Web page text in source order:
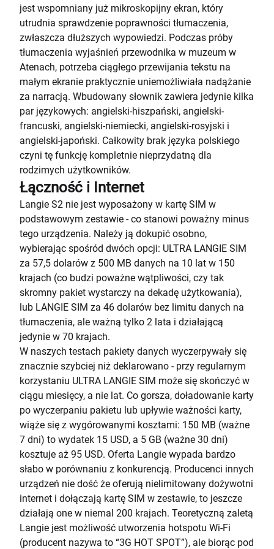
jest wspomniany już mikroskopijny ekran, który
utrudnia sprawdzenie poprawności tłumaczenia,
zwłaszcza dłuższych wypowiedzi. Podczas próby
tłumaczenia wyjaśnień przewodnika w muzeum w
Atenach, potrzeba ciągłego przewijania tekstu na
małym ekranie praktycznie uniemożliwiała nadążanie
za narracją. Wbudowany słownik zawiera jedynie kilka
par językowych: angielski-hiszpański, angielski-
francuski, angielski-niemiecki, angielski-rosyjski i
angielski-japoński. Całkowity brak języka polskiego
czyni tę funkcję kompletnie nieprzydatną dla
rodzimych użytkowników.
Łączność i Internet
Langie S2 nie jest wyposażony w kartę SIM w
podstawowym zestawie - co stanowi poważny minus
tego urządzenia. Należy ją dokupić osobno,
wybierając spośród dwóch opcji: ULTRA LANGIE SIM
za 57,5 dolarów z 500 MB danych na 10 lat w 150
krajach (co budzi poważne wątpliwości, czy tak
skromny pakiet wystarczy na dekadę użytkowania),
lub LANGIE SIM za 46 dolarów bez limitu danych na
tłumaczenia, ale ważną tylko 2 lata i działającą
jedynie w 70 krajach.
W naszych testach pakiety danych wyczerpywały się
znacznie szybciej niż deklarowano - przy regularnym
korzystaniu ULTRA LANGIE SIM może się skończyć w
ciągu miesięcy, a nie lat. Co gorsza, doładowanie karty
po wyczerpaniu pakietu lub upływie ważności karty,
wiąże się z wygórowanymi kosztami: 150 MB (ważne
7 dni) to wydatek 15 USD, a 5 GB (ważne 30 dni)
kosztuje aż 95 USD. Oferta Langie wypada bardzo
słabo w porównaniu z konkurencją. Producenci innych
urządzeń nie dość że oferują nielimitowany dożywotni
internet i dołączają kartę SIM w zestawie, to jeszcze
działają one w niemal 200 krajach. Teoretyczną zaletą
Langie jest możliwość utworzenia hotspotu Wi-Fi
(producent nazywa to “3G HOT SPOT”), ale biorąc pod